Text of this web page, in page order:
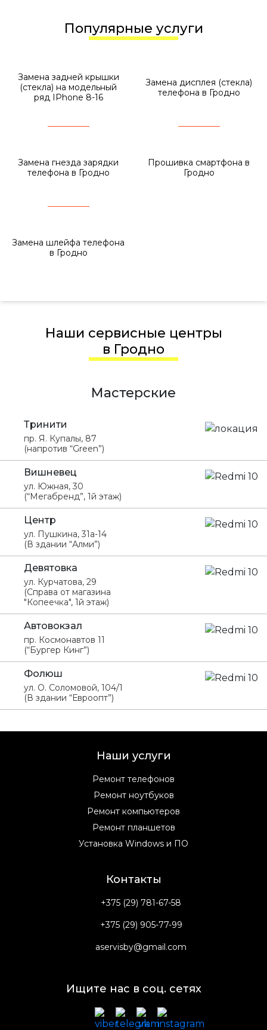
Популярные услуги
Замена задней крышки
(стекла) на модельный
ряд IPhone 8-16
Замена дисплея (стекла)
телефона в Гродно
Замена гнезда зарядки
телефона в Гродно
Прошивка смартфона в
Гродно
Замена шлейфа телефона
в Гродно
Наши сервисные центры
в Гродно
Мастерские
Тринити
пр. Я. Купалы, 87
(напротив “Green”)
Вишневец
ул. Южная, 30
(“Мегабренд”, 1й этаж)
Центр
ул. Пушкина, 31а-14
(В здании “Алми”)
Девятовка
ул. Курчатова, 29
(Справа от магазина
"Копеечка", 1й этаж)
Автовокзал
пр. Космонавтов 11
(“Бургер Кинг”)
Фолюш
ул. О. Соломовой, 104/1
(В здании “Евроопт”)
Наши услуги
Ремонт телефонов
Ремонт ноутбуков
Ремонт компьютеров
Ремонт планшетов
Установка Windows и ПО
Контакты
+375 (29) 781-67-58
+375 (29) 905-77-99
aservisby@gmail.com
Ищите нас в соц. сетях